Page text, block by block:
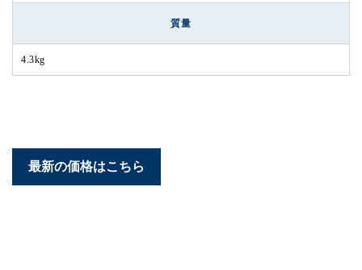
質量
4.3kg
最新の価格はこちら